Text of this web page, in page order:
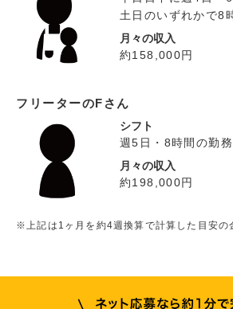
土日のいずれかで8
月々の収入
約158,000円
フリーターのFさん
シフト
週5日・8時間の勤務
月々の収入
約198,000円
※上記は1ヶ月を約4週換算で計算した目安の